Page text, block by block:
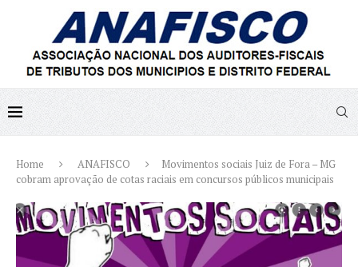
Home ANAFISCO
Movimentos sociais Juiz de Fora – MG
cobram aprovação de cotas raciais em concursos públicos municipais